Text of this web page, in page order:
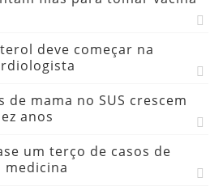
deve começar na
de mama no SUS crescem
anos
um terço de casos de
medicina